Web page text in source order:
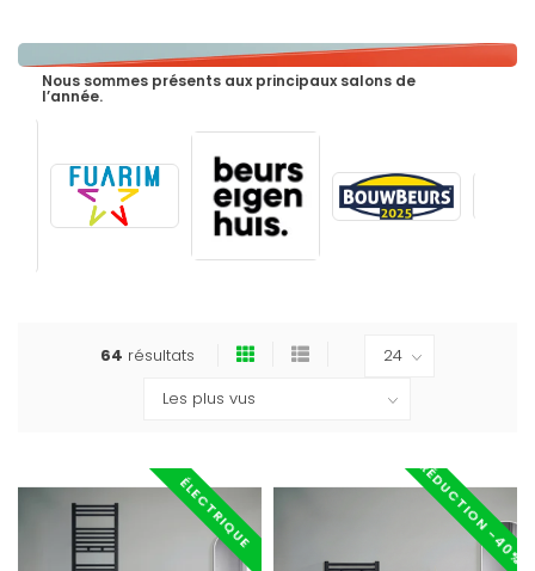
Nous sommes présents aux principaux salons de
l’année.
64 résultats
ÉLECTRIQUE RÉDUCTION -40%